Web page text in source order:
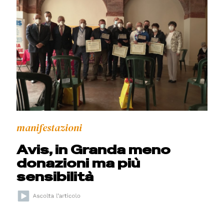
manifestazioni
Avis, in Granda meno
donazioni ma più
sensibilità